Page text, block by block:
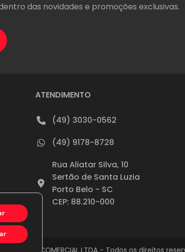
das novidades e promoções exclusivas.
ATENDIMENTO
(49) 3030-0562
(49) 9178-8728
Rua Aliatar Silva, 10
Sertão de Santa Luzia
Porto Belo - SC
CEP: 88.210-000
PNEUBEST COMERCIAL LTDA - Todos os direitos